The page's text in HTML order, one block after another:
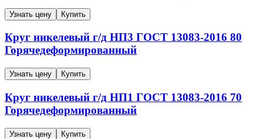
Узнать цену Купить
Круг никелевый г/д НП3 ГОСТ 13083-2016 80
Горячедеформированный
Узнать цену Купить
Круг никелевый г/д НП1 ГОСТ 13083-2016 70
Горячедеформированный
Узнать цену Купить